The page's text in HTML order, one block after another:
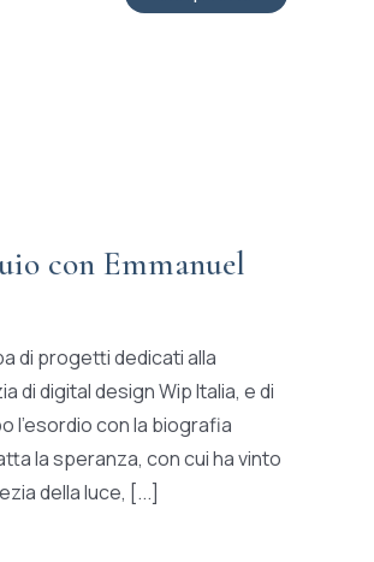
con Emmanuel
di progetti dedicati alla
di digital design Wip Italia, e di
l’esordio con la biografia
la speranza, con cui ha vinto
della luce, [...]